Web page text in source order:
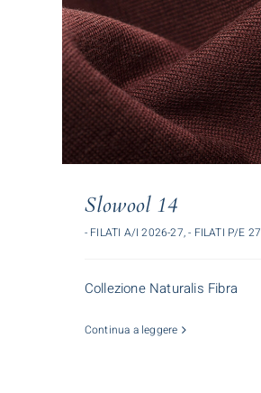
Slowool 14
- FILATI A/I 2026-27,- FILATI P/E 27
Collezione Naturalis Fibra
Continua a leggere